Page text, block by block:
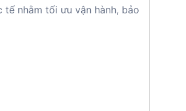
nhằm tối ưu vận hành, bảo